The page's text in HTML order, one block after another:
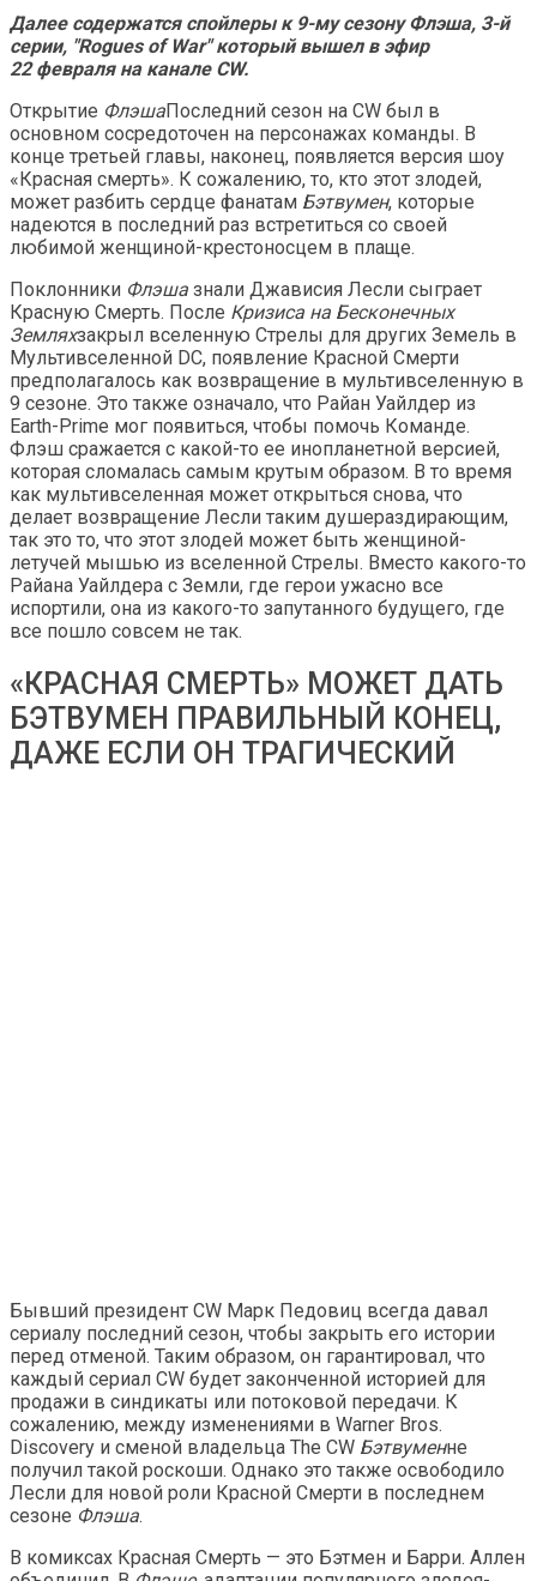
Далее содержатся спойлеры к 9-му сезону Флэша, 3-й
серии, "Rogues of War" который вышел в эфир
22 февраля на канале CW.
Открытие ФлэшаПоследний сезон на CW был в
основном сосредоточен на персонажах команды. В
конце третьей главы, наконец, появляется версия шоу
«Красная смерть». К сожалению, то, кто этот злодей,
может разбить сердце фанатам Бэтвумен, которые
надеются в последний раз встретиться со своей
любимой женщиной-крестоносцем в плаще.
Поклонники Флэша знали Джависия Лесли сыграет
Красную Смерть. После Кризиса на Бесконечных
Земляхзакрыл вселенную Стрелы для других Земель в
Мультивселенной DC, появление Красной Смерти
предполагалось как возвращение в мультивселенную в
9 сезоне. Это также означало, что Райан Уайлдер из
Earth-Prime мог появиться, чтобы помочь Команде.
Флэш сражается с какой-то ее инопланетной версией,
которая сломалась самым крутым образом. В то время
как мультивселенная может открыться снова, что
делает возвращение Лесли таким душераздирающим,
так это то, что этот злодей может быть женщиной-
летучей мышью из вселенной Стрелы. Вместо какого-то
Райана Уайлдера с Земли, где герои ужасно все
испортили, она из какого-то запутанного будущего, где
все пошло совсем не так.
«КРАСНАЯ СМЕРТЬ» МОЖЕТ ДАТЬ
БЭТВУМЕН ПРАВИЛЬНЫЙ КОНЕЦ,
ДАЖЕ ЕСЛИ ОН ТРАГИЧЕСКИЙ
Бывший президент CW Марк Педовиц всегда давал
сериалу последний сезон, чтобы закрыть его истории
перед отменой. Таким образом, он гарантировал, что
каждый сериал CW будет законченной историей для
продажи в синдикаты или потоковой передачи. К
сожалению, между изменениями в Warner Bros.
Discovery и сменой владельца The CW Бэтвуменне
получил такой роскоши. Однако это также освободило
Лесли для новой роли Красной Смерти в последнем
сезоне Флэша.
В комиксах Красная Смерть — это Бэтмен и Барри. Аллен